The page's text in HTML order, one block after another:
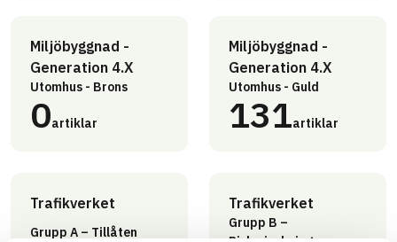
Miljöbyggnad -
Generation 4.X
Utomhus - Brons
0artiklar
Miljöbyggnad -
Generation 4.X
Utomhus - Guld
131artiklar
Trafikverket
Grupp A – Tillåten
Trafikverket
Grupp B –